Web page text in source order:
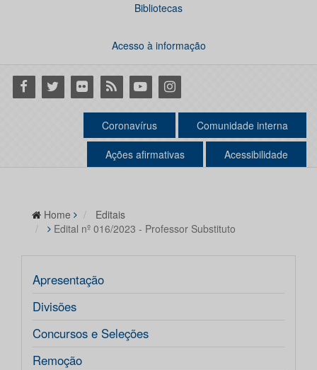
Bibliotecas
Acesso à informação
Facebook
Twitter Flickr RSS YoutubeInstagram
Coronavírus Comunidade interna
Ações afirmativas Acessibilidade
Home
Editais
Edital nº 016/2023 - Professor Substituto
Apresentação
Divisões
Concursos e Seleções
Remoção